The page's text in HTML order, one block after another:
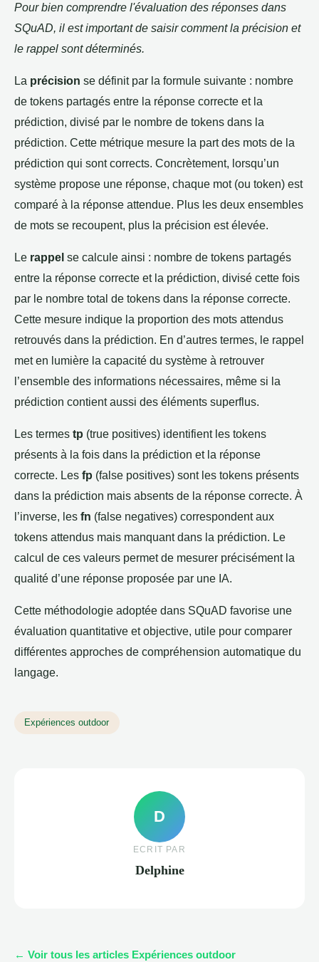
Pour bien comprendre l'évaluation des réponses dans
SQuAD, il est important de saisir comment la précision et
le rappel sont déterminés.
La précision se définit par la formule suivante : nombre
de tokens partagés entre la réponse correcte et la
prédiction, divisé par le nombre de tokens dans la
prédiction. Cette métrique mesure la part des mots de la
prédiction qui sont corrects. Concrètement, lorsqu’un
système propose une réponse, chaque mot (ou token) est
comparé à la réponse attendue. Plus les deux ensembles
de mots se recoupent, plus la précision est élevée.
Le rappel se calcule ainsi : nombre de tokens partagés
entre la réponse correcte et la prédiction, divisé cette fois
par le nombre total de tokens dans la réponse correcte.
Cette mesure indique la proportion des mots attendus
retrouvés dans la prédiction. En d’autres termes, le rappel
met en lumière la capacité du système à retrouver
l’ensemble des informations nécessaires, même si la
prédiction contient aussi des éléments superflus.
Les termes tp (true positives) identifient les tokens
présents à la fois dans la prédiction et la réponse
correcte. Les fp (false positives) sont les tokens présents
dans la prédiction mais absents de la réponse correcte. À
l’inverse, les fn (false negatives) correspondent aux
tokens attendus mais manquant dans la prédiction. Le
calcul de ces valeurs permet de mesurer précisément la
qualité d’une réponse proposée par une IA.
Cette méthodologie adoptée dans SQuAD favorise une
évaluation quantitative et objective, utile pour comparer
différentes approches de compréhension automatique du
langage.
Expériences outdoor
D
ECRIT PAR
Delphine
← Voir tous les articles Expériences outdoor